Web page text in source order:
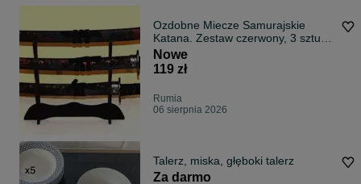
Ozdobne Miecze Samurajskie
Katana. Zestaw czerwony, 3 sztuki
+ stojak.
Nowe
119 zł
Rumia
06 sierpnia 2026
Talerz, miska, głęboki talerz
Za darmo